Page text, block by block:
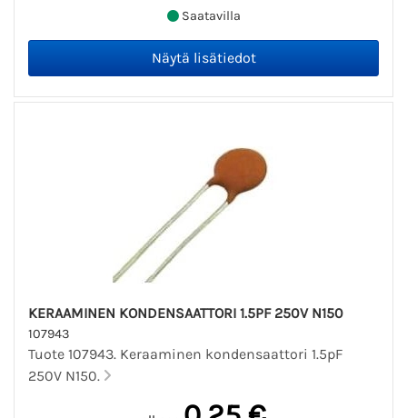
Saatavilla
KERAAMINEN KONDENSAATTORI 1.5PF 250V N150
107943
Tuote 107943. Keraaminen kondensaattori 1.5pF
250V N150.